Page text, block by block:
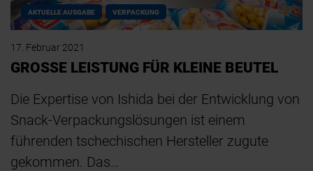
AKTUELLE AUSGABE VERPACKUNG
17. Februar 2021
GROSSE LEISTUNG FÜR KLEINE BEUTEL
Die Expertise von Ishida bei der Entwicklung von
Snack-Verpackungslösungen ist einem
führenden tschechischen Hersteller zugute
gekommen. Das…